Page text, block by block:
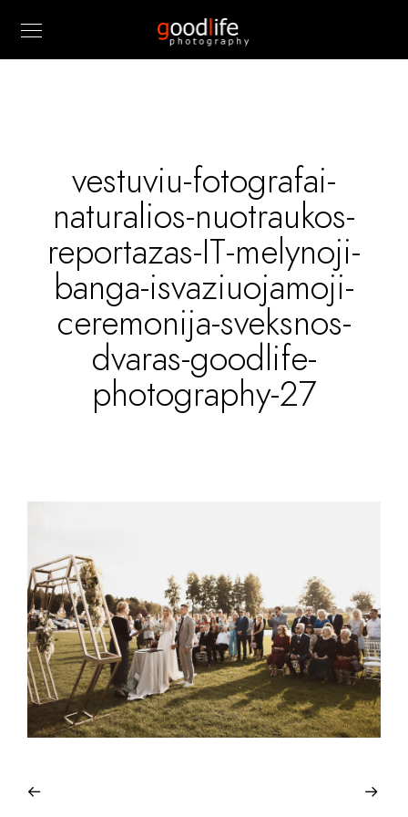
vestuviu-fotografai-
naturalios-nuotraukos-
reportazas-IT-melynoji-
banga-isvaziuojamoji-
ceremonija-sveksnos-
dvaras-goodlife-
photography-27